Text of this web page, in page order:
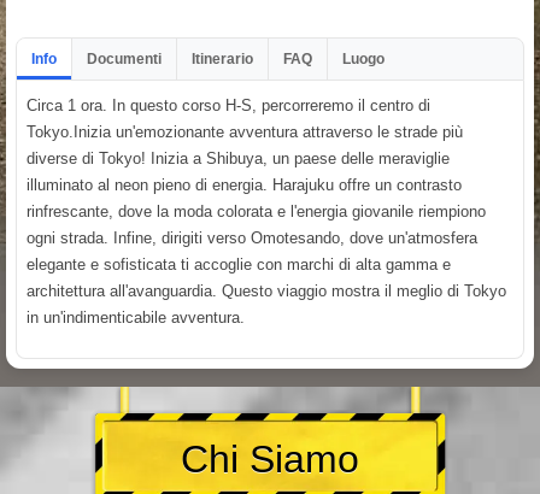
Info Documenti Itinerario FAQ Luogo
Circa 1 ora. In questo corso H-S, percorreremo il centro di
Tokyo.Inizia un'emozionante avventura attraverso le strade più
diverse di Tokyo! Inizia a Shibuya, un paese delle meraviglie
illuminato al neon pieno di energia. Harajuku offre un contrasto
rinfrescante, dove la moda colorata e l'energia giovanile riempiono
ogni strada. Infine, dirigiti verso Omotesando, dove un'atmosfera
elegante e sofisticata ti accoglie con marchi di alta gamma e
architettura all'avanguardia. Questo viaggio mostra il meglio di Tokyo
in un'indimenticabile avventura.
Chi Siamo